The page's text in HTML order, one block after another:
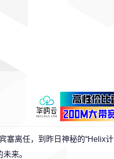
塞离任，到昨日神秘的“Helix计
来。